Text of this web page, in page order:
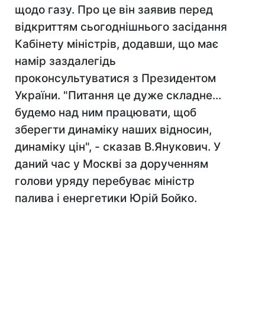
щодо газу. Про це він заявив перед
відкриттям сьогоднішнього засідання
Кабінету міністрів, додавши, що має
намір заздалегідь
проконсультуватися з Президентом
України. "Питання це дуже складне...
будемо над ним працювати, щоб
зберегти динаміку наших відносин,
динаміку цін", - сказав В.Янукович. У
даний час у Москві за дорученням
голови уряду перебуває міністр
палива і енергетики Юрій Бойко.